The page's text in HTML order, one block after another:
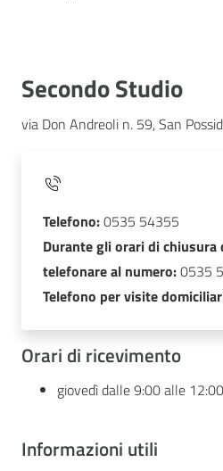
Secondo Studio
via Don Andreoli n. 59, San
Telefono:0535 54355
Durante gli orari di chiusura
telefonare al numero:0535
Telefono per visite
Orari di ricevimento
giovedì dalle 9:00 alle
Informazioni utili